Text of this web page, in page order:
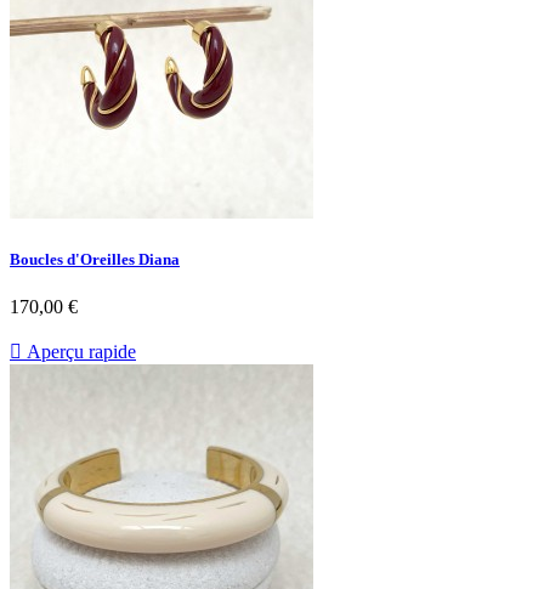
Boucles d'Oreilles Diana
Prix
170,00 €
 Aperçu rapide